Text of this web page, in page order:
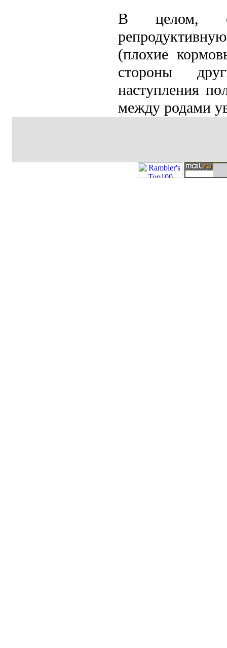
В целом,
(плохие
стороны
наступлeния
между родами